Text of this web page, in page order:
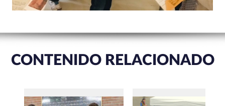
CONTENIDO RELACIONADO